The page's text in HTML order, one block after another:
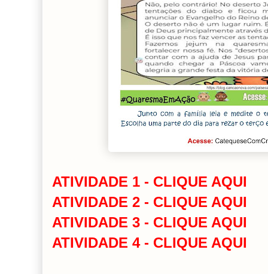
ATIVIDADE 1 - CLIQUE AQUI
ATIVIDADE 2 - CLIQUE AQUI
ATIVIDADE 3 - CLIQUE AQUI
ATIVIDADE 4 - CLIQUE AQUI